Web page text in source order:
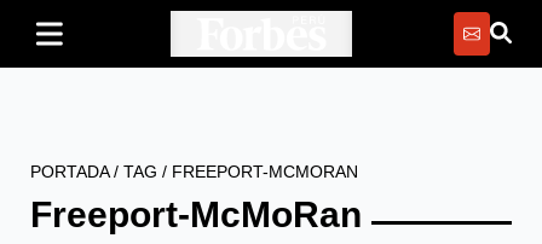
PORTADA/ TAG / FREEPORT-MCMORAN
Freeport-McMoRan